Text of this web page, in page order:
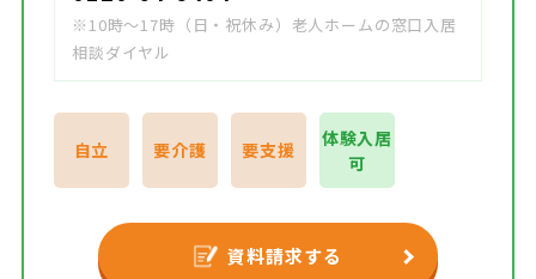
※10時～17時（日・祝休み）老人ホームの窓口入居
相談ダイヤル
自立 要介護 要支援
体験入居
可
資料請求する